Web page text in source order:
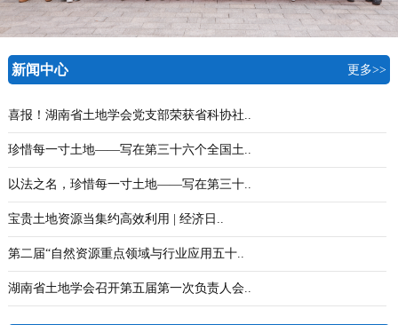
新闻中心 更多>>
喜报！湖南省土地学会党支部荣获省科协社..
珍惜每一寸土地——写在第三十六个全国土..
以法之名，珍惜每一寸土地——写在第三十..
宝贵土地资源当集约高效利用 | 经济日..
第二届“自然资源重点领域与行业应用五十..
湖南省土地学会召开第五届第一次负责人会..